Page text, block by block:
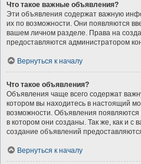
Что такое важные объявления?
Эти объявления содержат важную
их по возможности. Они появляются
вашем личном разделе. Права на
предоставляются администратором
Вернуться к началу
Что такое объявления?
Объявления чаще всего содержат
котором вы находитесь в настоящий
возможности. Объявления
в котором они созданы. Так же, как и
создание объявлений
Вернуться к началу